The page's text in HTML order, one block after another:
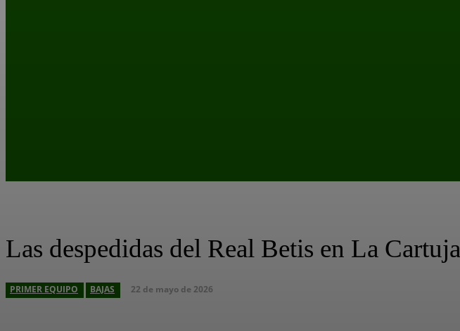
Las despedidas del Real Betis en La Cartuja
PRIMER EQUIPO BAJAS 22 de mayo de 2026